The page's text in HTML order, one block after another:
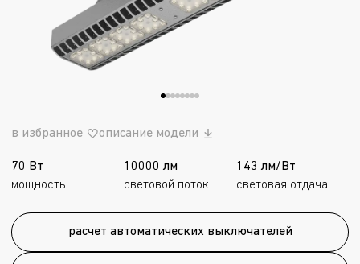
в избранное описание модели
70 Вт
мощность
10000 лм
световой поток
143 лм/Вт
световая отдача
расчет автоматических выключателей